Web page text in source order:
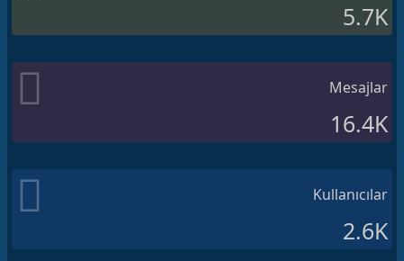
5.7K
Mesajlar
16.4K
Kullanıcılar
2.6K